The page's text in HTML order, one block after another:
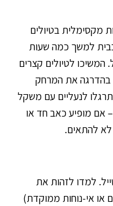
מקסימלית בטיולים
למשך כמה שעות
המשיכו לטיולים קצרים
בהדרגה את המרחק
לנעליים עם משקל
אם מופיע כאב חד או
לא להתאים.
למדו לזהות את
אי-נוחות ממוקדת)